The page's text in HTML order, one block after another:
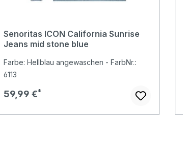
Senoritas ICON California Sunrise
Jeans mid stone blue
Farbe: Hellblau angewaschen - FarbNr.:
6113
Regulärer Preis:
59,99 €